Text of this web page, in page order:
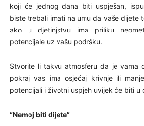
koji će jednog dana biti uspješan,
biste trebali imati na umu da vaše dijete
ako u djetinjstvu ima priliku
potencijale uz vašu podršku.
Stvorite li takvu atmosferu da je vama
pokraj vas ima osjećaj krivnje ili
potencijali i životni uspjeh uvijek će biti u
“Nemoj biti dijete”